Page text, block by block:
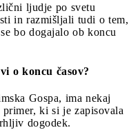
ljudje po svetu
in razmišljali tudi o tem,
bo dogajalo ob koncu
o koncu časov?
Gospa, ima nekaj
ki si je zapisovala
dogodek.